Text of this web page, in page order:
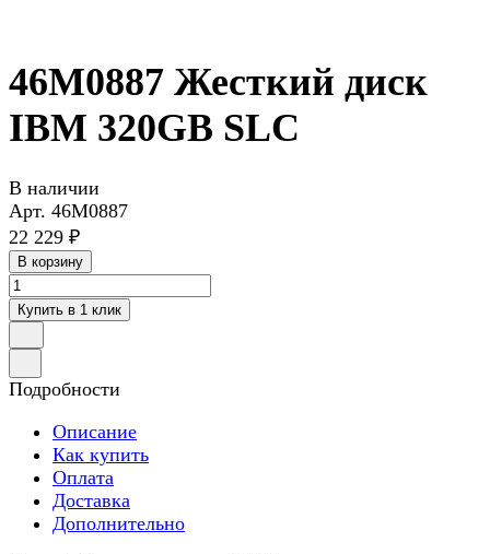
46M0887 Жесткий диск
IBM 320GB SLC
В наличии
Арт. 46M0887
22 229 ₽
В корзину
Купить в 1 клик
Подробности
Описание
Как купить
Оплата
Доставка
Дополнительно